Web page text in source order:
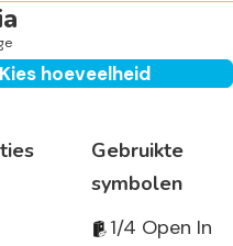
Kies hoeveelheid
Gebruikte
symbolen
1/4 Open In